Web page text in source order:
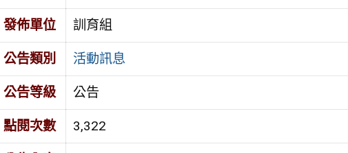
發佈單位 訓育組
公告類別 活動訊息
公告等級 公告
點閱次數 3,322